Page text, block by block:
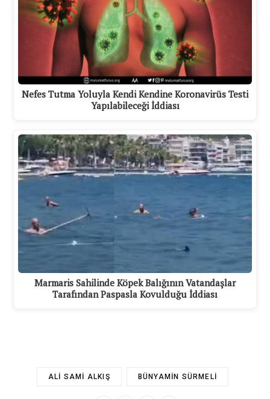
Nefes Tutma Yoluyla Kendi Kendine Koronavirüs Testi
Yapılabileceği İddiası
Marmaris Sahilinde Köpek Balığının Vatandaşlar
Tarafından Paspasla Kovulduğu İddiası
ALI SAMI ALKIŞ BÜNYAMIN SÜRMELI